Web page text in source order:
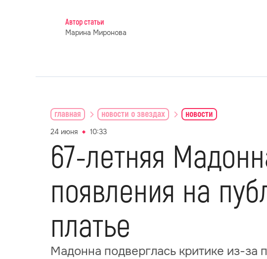
Автор статьи
Марина Миронова
главная новости о звездах новости
24 июня 10:33
67-летняя
появления на
платье
Мадонна подверглась критике из-за